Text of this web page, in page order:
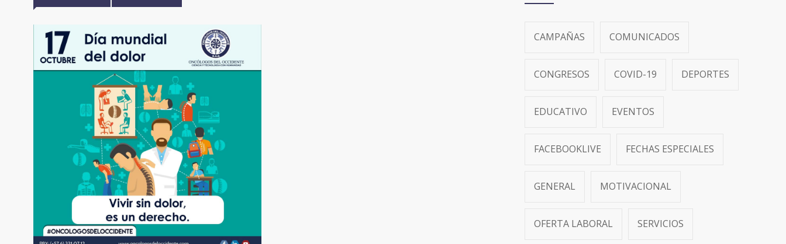
CAMPAÑAS COMUNICADOS
CONGRESOS COVID-19 DEPORTES
EDUCATIVO EVENTOS
FACEBOOKLIVE FECHAS ESPECIALES
GENERAL MOTIVACIONAL
OFERTA LABORAL SERVICIOS